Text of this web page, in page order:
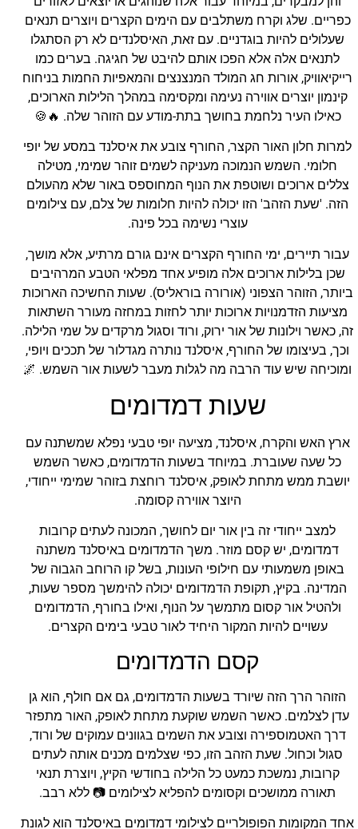
כפריים. שלג וקרח משתלבים עם הימים הקצרים ויוצרים תנאים
שעלולים להיות בוגדניים. עם זאת, האיסלנדים לא רק הסתגלו
לתנאים אלה אלא הפכו אותם להיבט של חגיגה. בערים כמו
רייקיאוויק, אורות חג המולד המנצנצים והמאפיות החמות בניחוח
קינמון יוצרים אווירה נעימה ומקסימה במהלך הלילות הארוכים,
כאילו העיר נלחמת בחושך בתת-מודע עם הזוהר שלה. 🔥🍪
למרות חלון האור הקצר, החורף צובע את איסלנד במסע של יופי
חלומי. השמש הנמוכה מעניקה לשמים זוהר שמימי, מטילה
צללים ארוכים ושוטפת את הנוף המחוספס באור שלא מהעולם
הזה. 'שעת הזהב' הזו יכולה להיות חלומות של צלם, עם צילומים
עוצרי נשימה בכל פינה.
עבור תיירים, ימי החורף הקצרים אינם גורם מרתיע, אלא מושך,
שכן בלילות ארוכים אלה מופיע אחד מפלאי הטבע המרהיבים
ביותר, הזוהר הצפוני (אורורה בוראליס). שעות החשיכה הארוכות
מציעות הזדמנויות ארוכות יותר לחזות במחזה מעורר השתאות
זה, כאשר וילונות של אור ירוק, ורוד וסגול מרקדים על שמי הלילה.
וכך, בעיצומו של החורף, איסלנד נותרה מגדלור של תככים ויופי,
ומוכיחה שיש עוד הרבה מה לגלות מעבר לשעות אור השמש. 🌌
שעות דמדומים
ארץ האש והקרח, איסלנד, מציעה יופי טבעי נפלא שמשתנה עם
כל שעה שעוברת. במיוחד בשעות הדמדומים, כאשר השמש
יושבת ממש מתחת לאופק, איסלנד רוחצת בזוהר שמימי ייחודי,
היוצר אווירה קסומה.
למצב ייחודי זה בין אור יום לחושך, המכונה לעתים קרובות
דמדומים, יש קסם מוזר. משך הדמדומים באיסלנד משתנה
באופן משמעותי עם חילופי העונות, בשל קו הרוחב הגבוה של
המדינה. בקיץ, תקופת הדמדומים יכולה להימשך מספר שעות,
ולהטיל אור קסום מתמשך על הנוף, ואילו בחורף, הדמדומים
עשויים להיות המקור היחיד לאור טבעי בימים הקצרים.
קסם הדמדומים
הזוהר הרך הזה שיורד בשעות הדמדומים, גם אם חולף, הוא גן
עדן לצלמים. כאשר השמש שוקעת מתחת לאופק, האור מתפזר
דרך האטמוספירה וצובע את השמים בגוונים עמוקים של ורוד,
סגול וכחול. שעת הזהב הזו, כפי שצלמים מכנים אותה לעתים
קרובות, נמשכת כמעט כל הלילה בחודשי הקיץ, ויוצרת תנאי
תאורה ממושכים וקסומים להפליא לצילומים 📷 ללא רבב.
אחד המקומות הפופולריים לצילומי דמדומים באיסלנד הוא לגונת